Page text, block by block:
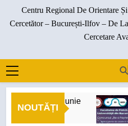
Centru Regional De Orientare
Cercetător – București-Ilfov – De
Cercetare
NOUTĂȚI
luna iunie
Ago